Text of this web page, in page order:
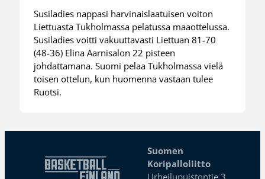
Susiladies nappasi harvinaislaatuisen voiton
Liettuasta Tukholmassa pelatussa maaottelussa.
Susiladies voitti vakuuttavasti Liettuan 81-70
(48-36) Elina Aarnisalon 22 pisteen
johdattamana. Suomi pelaa Tukholmassa vielä
toisen ottelun, kun huomenna vastaan tulee
Ruotsi.
Suomen
Koripalloliitto